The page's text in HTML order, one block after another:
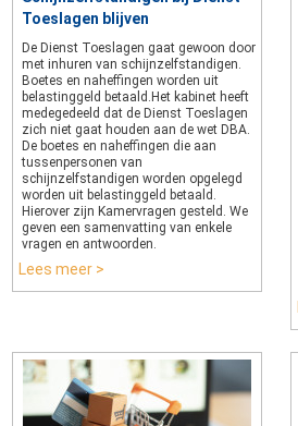
Toeslagen blijven
De Dienst Toeslagen gaat gewoon door
met inhuren van schijnzelfstandigen.
Boetes en naheffingen worden uit
belastinggeld betaald.Het kabinet heeft
medegedeeld dat de Dienst Toeslagen
zich niet gaat houden aan de wet DBA.
De boetes en naheffingen die aan
tussenpersonen van
schijnzelfstandigen worden opgelegd
worden uit belastinggeld betaald.
Hierover zijn Kamervragen gesteld. We
geven een samenvatting van enkele
vragen en antwoorden.
Lees meer >